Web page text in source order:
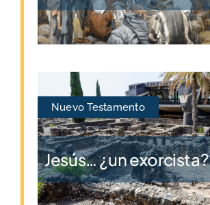
Nuevo Testamento
Jesús… ¿un exorcista?